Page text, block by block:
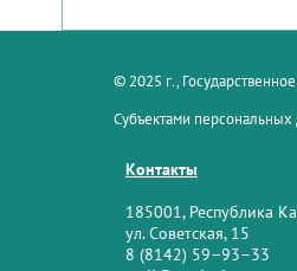
© 2025 г.,
Субъектами
Контакты
185001, Республика
ул. Советская, 15
8 (8142) 59–93–33